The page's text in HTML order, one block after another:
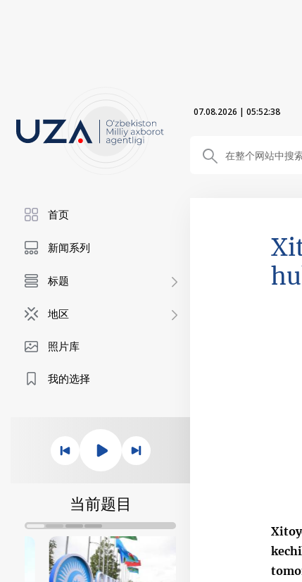
07.08.2026 | 05:52:39
首页
新闻系列
标题
地区
照片库
我的选择
当前题目